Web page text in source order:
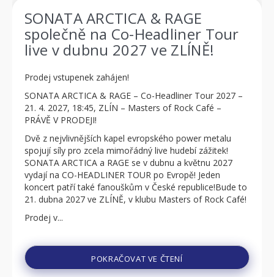
SONATA ARCTICA & RAGE
společně na Co-Headliner Tour
live v dubnu 2027 ve ZLÍNĚ!
Prodej vstupenek zahájen!
SONATA ARCTICA & RAGE – Co-Headliner Tour 2027 –
21. 4. 2027, 18:45, ZLÍN – Masters of Rock Café –
PRÁVĚ V PRODEJI!
Dvě z nejvlivnějších kapel evropského power metalu
spojují síly pro zcela mimořádný live hudebí zážitek!
SONATA ARCTICA a RAGE se v dubnu a květnu 2027
vydají na CO-HEADLINER TOUR po Evropě! Jeden
koncert patří také fanouškům v České republice!Bude to
21. dubna 2027 ve ZLÍNĚ, v klubu Masters of Rock Café!
Prodej v...
POKRAČOVAT VE ČTENÍ